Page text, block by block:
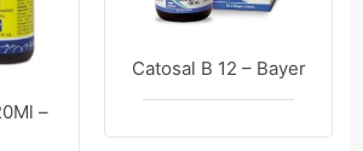
–
Catosal B 12 – Bayer